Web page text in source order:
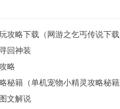
攻略下载（网游之乞丐传说下载
回神装
略
秘籍（单机宠物小精灵攻略秘籍
文解说